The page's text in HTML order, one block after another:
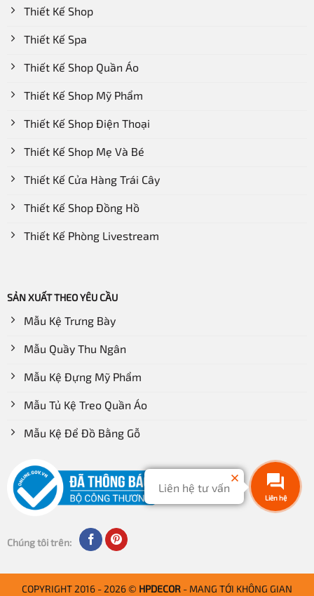
Thiết Kế Shop
Thiết Kế Spa
Thiết Kế Shop Quần Áo
Thiết Kế Shop Mỹ Phẩm
Thiết Kế Shop Điện Thoại
Thiết Kế Shop Mẹ Và Bé
Thiết Kế Cửa Hàng Trái Cây
Thiết Kế Shop Đồng Hồ
Thiết Kế Phòng Livestream
SẢN XUẤT THEO YÊU CẦU
Mẫu Kệ Trưng Bày
Mẫu Quầy Thu Ngân
Mẫu Kệ Đựng Mỹ Phẩm
Mẫu Tủ Kệ Treo Quần Áo
Mẫu Kệ Để Đồ Bằng Gỗ
Chúng tôi trên:
COPYRIGHT 2016 - 2026 © HPDECOR - MANG TỚI KHÔNG GIAN
Liên hệ
Liên hệ tư vấn